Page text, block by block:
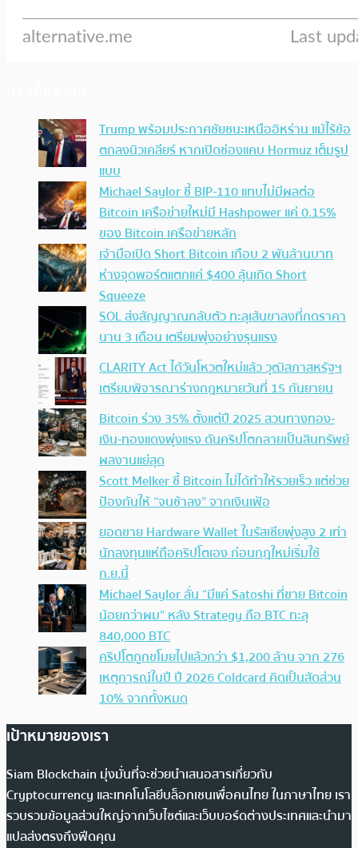
Trump พร้อมประกาศชัยชนะเหนืออิหร่าน แม้ไร้ข้อ
ตกลงนิวเคลียร์ หากเปิดช่องแคบ Hormuz เต็มรูป
แบบ
Michael Saylor ชี้ BIP-110 แทบไม่มีผลต่อ
Bitcoin เครือข่ายใหม่มี Hashpower แค่ 0.15%
ของ Bitcoin เครือข่ายหลัก
เจ้ามือเปิด Short Bitcoin เกือบ 2 พันล้านบาท
ห่างจุดพอร์ตแตกแค่ $400 ลุ้นเกิด Short
Squeeze
SOL ส่งสัญญาณกลับตัว ทะลุเส้นขาลงที่กดราคา
นาน 3 เดือน เตรียมพุ่งอย่างรุนแรง
CLARITY Act ได้วันโหวตใหม่แล้ว วุฒิสภาสหรัฐฯ
เตรียมพิจารณาร่างกฎหมายวันที่ 15 กันยายน
Bitcoin ร่วง 35% ตั้งแต่ปี 2025 สวนทางทอง-
เงิน-ทองแดงพุ่งแรง ดันคริปโตกลายเป็นสินทรัพย์
ผลงานแย่สุด
Scott Melker ชี้ Bitcoin ไม่ได้ทำให้รวยเร็ว แต่ช่วย
ป้องกันให้ “จนช้าลง” จากเงินเฟ้อ
ยอดขาย Hardware Wallet ในรัสเซียพุ่งสูง 2 เท่า
นักลงทุนแห่ถือคริปโตเอง ก่อนกฎใหม่เริ่มใช้
ก.ย.นี้
Michael Saylor ลั่น “มีแค่ Satoshi ที่ขาย Bitcoin
น้อยกว่าผม” หลัง Strategy ถือ BTC ทะลุ
840,000 BTC
คริปโตถูกขโมยไปแล้วกว่า $1,200 ล้าน จาก 276
เหตุการณ์ในปี ปี 2026 Coldcard คิดเป็นสัดส่วน
10% จากทั้งหมด
เป้าหมายของเรา
Siam Blockchain มุ่งมั่นที่จะช่วยนำเสนอสารเกี่ยวกับ
Cryptocurrency และเทคโนโลยีบล็อกเชนเพื่อคนไทย ในภาษาไทย เรา
รวบรวมข้อมูลส่วนใหญ่จากเว็บไซต์และเว็บบอร์ดต่างประเทศและนำมา
แปลส่งตรงถึงฟีดคุณ